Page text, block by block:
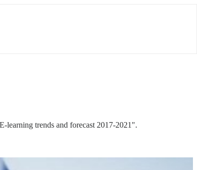
learning trends and forecast 2017-2021".